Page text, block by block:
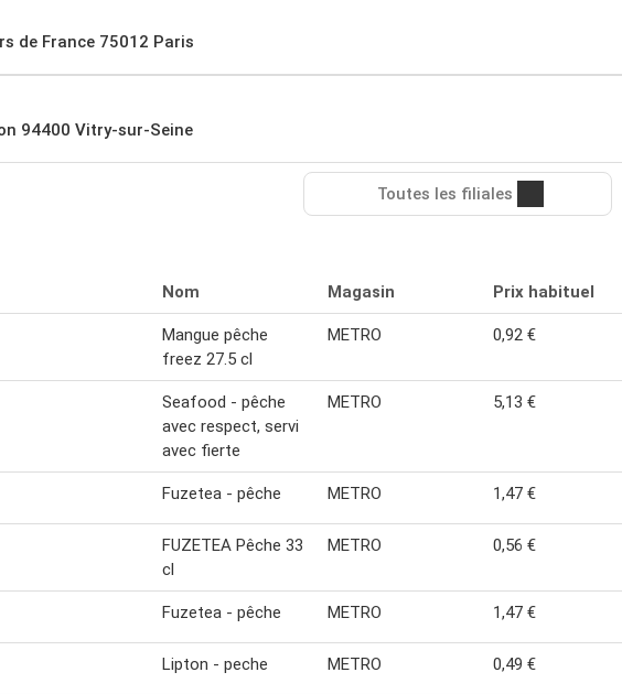
de France 75012 Paris
94400 Vitry-sur-Seine
Toutes les filiales
Nom Magasin Prix habituel
Mangue pêche
freez 27.5 cl
METRO 0,92 €
Seafood - pêche
avec respect, servi
avec fierte
METRO 5,13 €
Fuzetea - pêche METRO 1,47 €
FUZETEA Pêche 33
cl
METRO 0,56 €
Fuzetea - pêche METRO 1,47 €
Lipton - peche METRO 0,49 €